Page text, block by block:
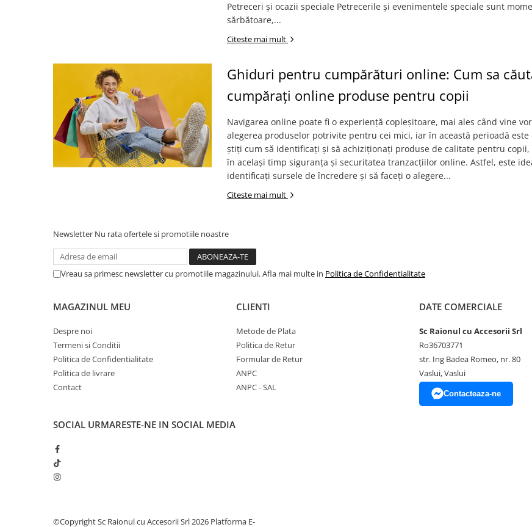
Petreceri și ocazii speciale Petrecerile și evenimentele speciale sunt
sărbătoare,...
Citeste mai mult
Ghiduri pentru cumpărături online: Cum sa
cumpărați online produse pentru copii
Navigarea online poate fi o experiență copleșitoare, mai ales când vine
alegerea produselor potrivite pentru cei mici, iar în această perioadă este
știți cum să identificați și să achiziționați produse de calitate pentru copii,
în același timp siguranța și securitatea tranzacțiilor online. Astfel, este
identificați sursele de încredere și să faceți o alegere...
Citeste mai mult
Newsletter Nu rata ofertele si promotiile noastre
Vreau sa primesc newsletter cu promotiile magazinului. Afla mai multe in Politica de Confidentialitate
MAGAZINUL MEU
Despre noi
Termeni si Conditii
Politica de Confidentialitate
Politica de livrare
Contact
CLIENTI
Metode de Plata
Politica de Retur
Formular de Retur
ANPC
ANPC - SAL
DATE COMERCIALE
Sc Raionul cu Accesorii Srl
Ro36703771
str. Ing Badea Romeo, nr. 80
Vaslui, Vaslui
Contacteaza-ne
SOCIAL URMARESTE-NE IN SOCIAL MEDIA
©Copyright Sc Raionul cu Accesorii Srl 2026 Platforma E-